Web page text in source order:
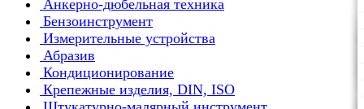
Анкерно-дюбельная техника
Бензоинструмент
Измерительные устройства
Абразив
Кондиционирование
Крепежные изделия, DIN, ISO